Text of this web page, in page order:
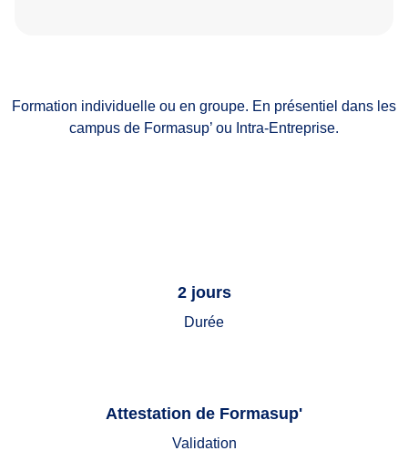
Formation individuelle ou en groupe. En présentiel dans les
campus de Formasup’ ou Intra-Entreprise.
2 jours
Durée
Attestation de Formasup'
Validation